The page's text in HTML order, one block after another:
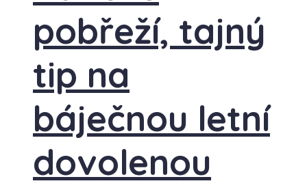
pobřeží, tajný
tip na
báječnou letní
dovolenou